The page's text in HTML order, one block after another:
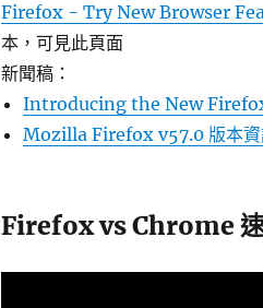
Firefox - Try New Browser
本，可見此頁面
新聞稿：
Introducing the New
Mozilla Firefox v57.0 版本資
Firefox vs Chrome